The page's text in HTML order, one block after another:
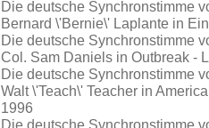
Die deutsche Synchronstimme
Bernard \'Bernie\' Laplante in
Die deutsche Synchronstimme
Col. Sam Daniels in Outbreak -
Die deutsche Synchronstimme
Walt \'Teach\' Teacher in
1996
Die deutsche Synchronstimme